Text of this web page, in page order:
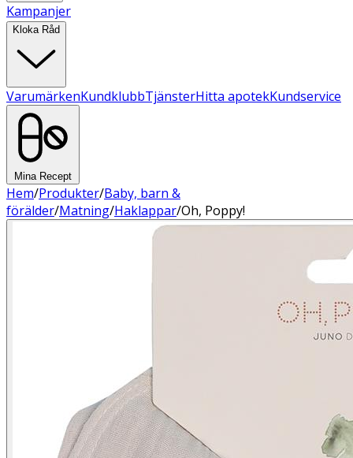
Kampanjer
Kloka Råd
VarumärkenKundklubbTjänsterHitta apotekKundservice
Mina Recept
Hem/Produkter/Baby, barn &
förälder/Matning/Haklappar/Oh, Poppy!